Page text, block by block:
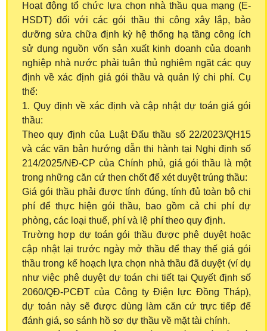
Hoạt động tổ chức lựa chọn nhà thầu qua mạng (E-
HSDT) đối với các gói thầu thi công xây lắp, bảo
dưỡng sửa chữa định kỳ hệ thống hạ tầng công ích
sử dụng nguồn vốn sản xuất kinh doanh của doanh
nghiệp nhà nước phải tuân thủ nghiêm ngặt các quy
định về xác định giá gói thầu và quản lý chi phí. Cụ
thể:
1. Quy định về xác định và cập nhật dự toán giá gói
thầu:
Theo quy định của Luật Đấu thầu số 22/2023/QH15
và các văn bản hướng dẫn thi hành tại Nghị định số
214/2025/NĐ-CP của Chính phủ, giá gói thầu là một
trong những căn cứ then chốt để xét duyệt trúng thầu:
Giá gói thầu phải được tính đúng, tính đủ toàn bộ chi
phí để thực hiện gói thầu, bao gồm cả chi phí dự
phòng, các loại thuế, phí và lệ phí theo quy định.
Trường hợp dự toán gói thầu được phê duyệt hoặc
cập nhật lại trước ngày mở thầu để thay thế giá gói
thầu trong kế hoạch lựa chọn nhà thầu đã duyệt (ví dụ
như việc phê duyệt dự toán chi tiết tại Quyết định số
2060/QĐ-PCĐT của Công ty Điện lực Đồng Tháp),
dự toán này sẽ được dùng làm căn cứ trực tiếp để
đánh giá, so sánh hồ sơ dự thầu về mặt tài chính.